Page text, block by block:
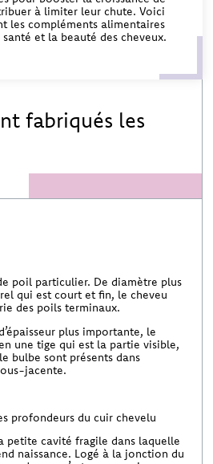
à limiter leur chute. Voici
les compléments alimentaires
et la beauté des cheveux.
fabriqués les
poil particulier. De diamètre plus
qui est court et fin, le cheveu
des poils terminaux.
plus importante, le
une tige qui est la partie visible,
bulbe sont présents dans
jacente.
profondeurs du cuir chevelu
petite cavité fragile dans laquelle
naissance. Logé à la jonction du